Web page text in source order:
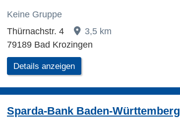
Keine Gruppe
Thürnachstr. 4
3,5 km
79189 Bad Krozingen
Details anzeigen
Sparda-Bank Baden-Württemberg